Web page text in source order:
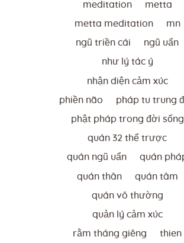
meditation metta
metta meditation mn
ngũ triền cái ngũ uẩn
như lý tác ý
nhận diện cảm xúc
phiền não pháp tu trung
phật pháp trong đời sống
quán 32 thể trược
quán ngũ uẩn quán
quán thân quán tâm
quán vô thường
quản lý cảm xúc
rằm tháng giêng thien